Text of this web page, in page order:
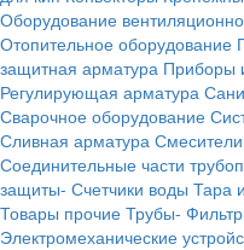
Оборудование
Отопительное оборудование
защитная арматура Приборы
Регулирующая арматура
Сварочное оборудование
Сливная арматура
Соединительные части
защиты- Счетчики воды Тара
Товары прочие Трубы-
Электромеханические